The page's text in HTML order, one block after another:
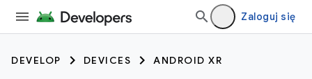
Zaloguj się
DEVELOP DEVICES ANDROID XR